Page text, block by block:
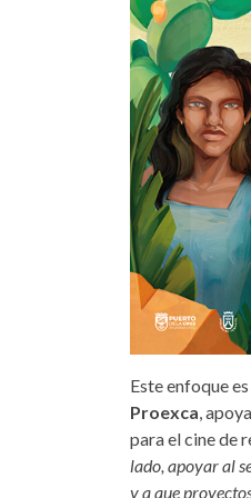
Este enfoque
Proexca ,
para el cine de
lado, apoyar al
y a que